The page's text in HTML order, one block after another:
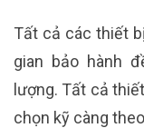
Tất cả các thiết
gian bảo hành
lượng. Tất cả
chọn kỹ càng